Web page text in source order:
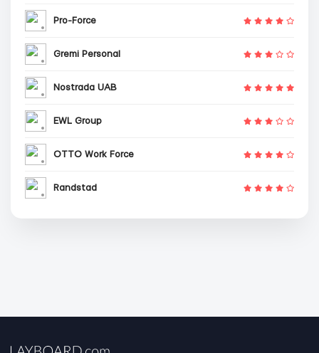
Pro-Force
Gremi Personal
Nostrada UAB
EWL Group
OTTO Work Force
Randstad